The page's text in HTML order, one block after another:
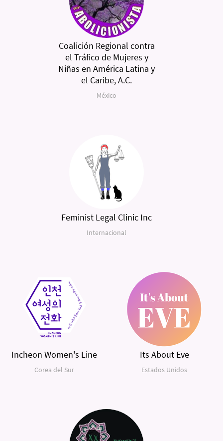
Coalición Regional contra
el Tráfico de Mujeres y
Niñas en América Latina y
el Caribe, A.C.
México
Feminist Legal Clinic Inc
Internacional
Incheon Women's Line
Corea del Sur
Its About Eve
Estados Unidos